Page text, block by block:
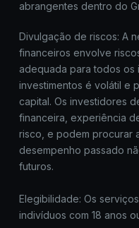
abrangentes dentro do
Divulgação de riscos: A
financeiros envolve
adequada para todos os
investimentos é volátil e
capital. Os investidores
financeira, experiência
risco, e podem procurar
desempenho passado
futuros.
Elegibilidade: Os
indivíduos com 18 anos